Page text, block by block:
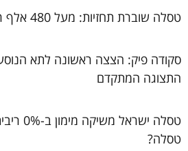
טסלה שוברת תחזיות: מעל 480 אלף רכבים נמסרו ברבעון
סקודה פיק: הצצה ראשונה לתא
התצוגה המתקדם
טסלה
טסלה?